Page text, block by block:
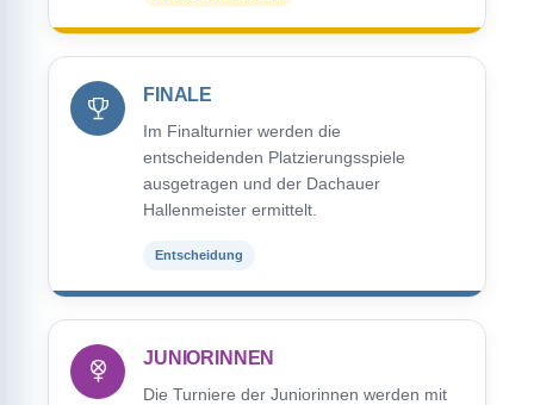
FINALE
Im Finalturnier werden die
entscheidenden Platzierungsspiele
ausgetragen und der Dachauer
Hallenmeister ermittelt.
Entscheidung
JUNIORINNEN
Die Turniere der Juniorinnen werden mit